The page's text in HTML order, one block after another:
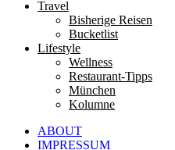
Travel
Bisherige Reisen
Bucketlist
Lifestyle
Wellness
Restaurant-Tipps
München
Kolumne
ABOUT
IMPRESSUM